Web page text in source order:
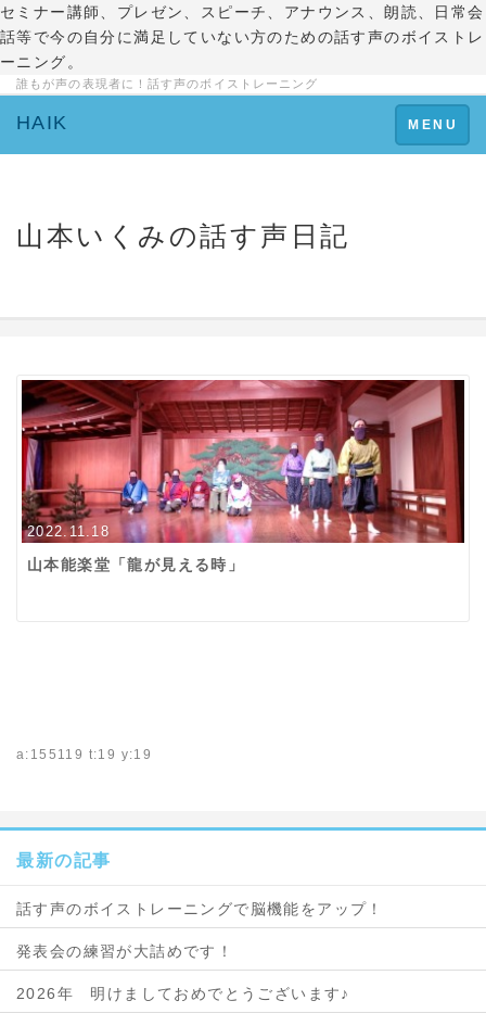
セミナー講師、プレゼン、スピーチ、アナウンス、朗読、日常会
話等で今の自分に満足していない方のための話す声のボイストレ
ーニング。
誰もが声の表現者に！話す声のボイストレーニング
Toggle
navigation
MENU
HAIK
山本いくみの話す声日記
2022.11.18
山本能楽堂「龍が見える時」
a:155119 t:19 y:19
最新の記事
話す声のボイストレーニングで脳機能をアップ！
発表会の練習が大詰めです！
2026年 明けましておめでとうございます♪